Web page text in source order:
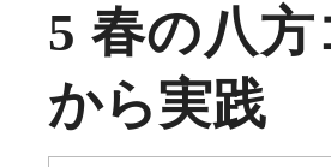
5 春の八
から実践